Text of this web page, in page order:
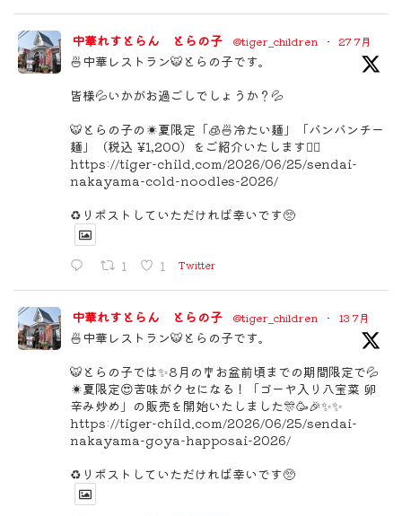
中華れすとらん とらの子 @tiger_children · 27 7月
🍜中華レストラン🐯とらの子です。
皆様💦いかがお過ごしでしょうか？💦
🐯とらの子の☀️夏限定「🧊🍜冷たい麺」「バンバンチー
麺」（税込 ¥1,200）をご紹介いたします🙇‍♂️
https://tiger-child.com/2026/06/25/sendai-
nakayama-cold-noodles-2026/
♻️リポストしていただければ幸いです🥺
1 1 Twitter
中華れすとらん とらの子 @tiger_children · 13 7月
🍜中華レストラン🐯とらの子です。
🐯とらの子では✨8月の🎐お盆前頃までの期間限定で💦
☀️夏限定😍苦味がクセになる！「ゴーヤ入り八宝菜 卵
辛み炒め」の販売を開始いたしました🎊🥳🎉✨✨
https://tiger-child.com/2026/06/25/sendai-
nakayama-goya-happosai-2026/
♻️リポストしていただければ幸いです🥺